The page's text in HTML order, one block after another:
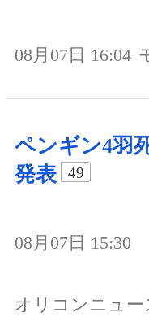
08月07日 16:04
ペンギン4羽
発表
49
08月07日 15:30
オリコンニュー